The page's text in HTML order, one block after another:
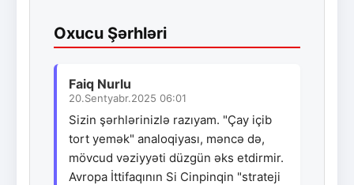
Oxucu Şərhləri
Faiq Nurlu
20.Sentyabr.2025 06:01
Sizin şərhlərinizlə razıyam. "Çay içib
tort yemək" analoqiyası, məncə də,
mövcud vəziyyəti düzgün əks etdirmir.
Avropa İttifaqının Si Cinpinqin "strateji